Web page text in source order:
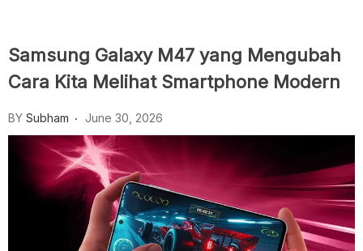
Samsung Galaxy M47 yang Mengubah
Cara Kita Melihat Smartphone Modern
BY Subham June 30, 2026